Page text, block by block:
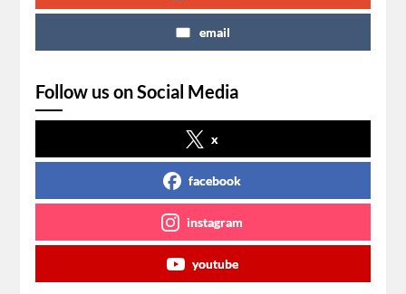
email
Follow us on Social Media
x
facebook
instagram
youtube